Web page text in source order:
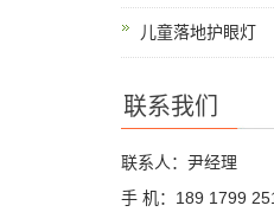
儿童落地护眼灯
联系我们
联系人：尹经理
手 机：189 1799